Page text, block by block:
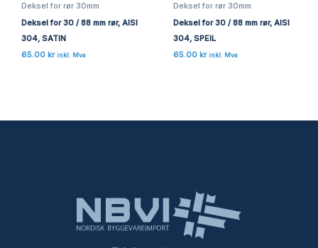
Deksel for rør 30mm
Deksel for 30 / 88 mm rør, AISI
304, SATIN
65.00 kr inkl. Mva
Deksel for rør 30mm
Deksel for 30 / 88 mm rør, AISI
304, SPEIL
65.00 kr inkl. Mva